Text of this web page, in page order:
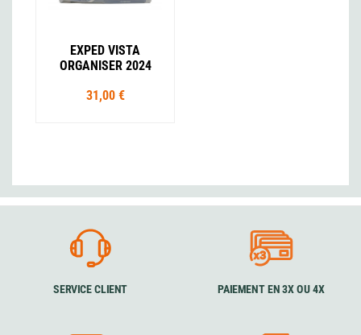
EXPED VISTA
ORGANISER 2024
31,00 €
SERVICE CLIENT PAIEMENT EN 3X OU 4X